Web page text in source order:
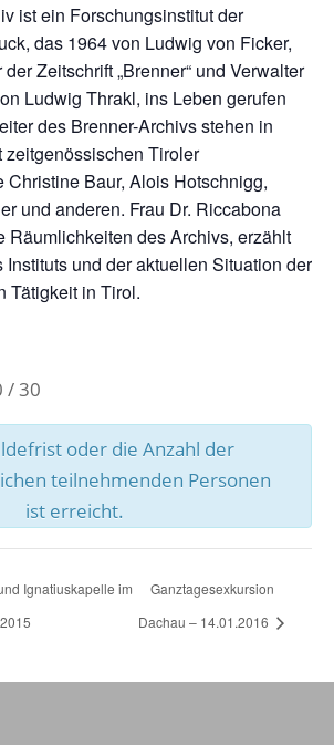
ist ein Forschungsinstitut der
das 1964 von Ludwig von Ficker,
Zeitschrift „Brenner“ und Verwalter
Ludwig Thrakl, ins Leben gerufen
des Brenner-Archivs stehen in
zeitgenössischen Tiroler
Christine Baur, Alois Hotschnigg,
und anderen. Frau Dr. Riccabona
Räumlichkeiten des Archivs, erzählt
Instituts und der aktuellen Situation der
Tätigkeit in Tirol.
/ 30
oder die Anzahl der
teilnehmenden Personen
ist erreicht.
Ignatiuskapelle im
Ganztagesexkursion
Dachau – 14.01.2016